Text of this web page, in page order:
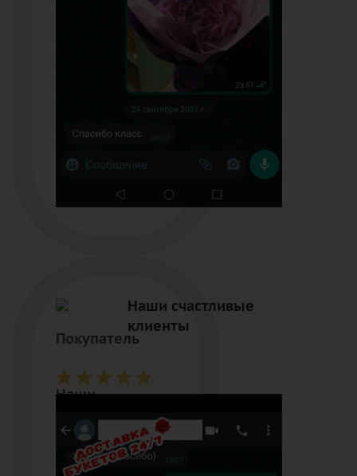
Наши счастливые
клиенты